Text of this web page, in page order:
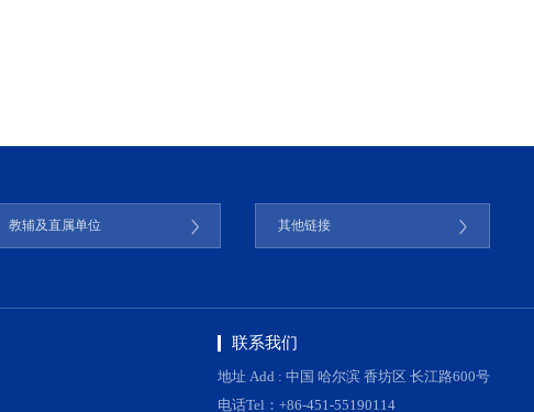
教辅及直属单位 其他链接
联系我们
地址 Add : 中国 哈尔滨 香坊区 长江路600号
电话Tel：+86-451-55190114